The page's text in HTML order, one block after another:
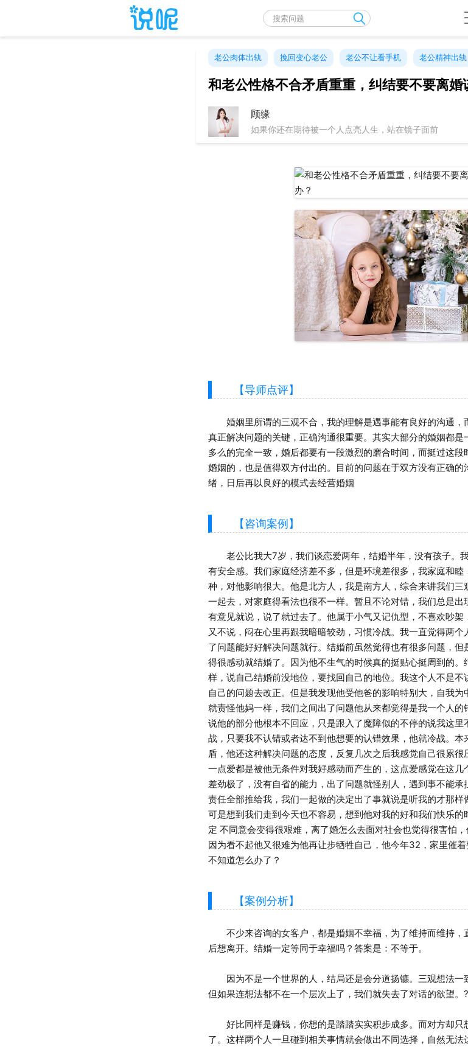
老公肉体出轨 挽回变心老公 老公不让看手机 老公精神出轨
和老公性格不合矛盾重重，纠结要不要离婚
顾缘
如果你还在期待被一个人点亮人生，站在镜子面前
【导师点评】
婚姻里所谓的三观不合，我的理解是遇事能有良好的沟通，
真正解决问题的关键，正确沟通很重要。其实大部分的婚姻都
多么的完全一致，婚后都要有一段激烈的磨合时间，而挺过这
婚姻的，也是值得双方付出的。目前的问题在于双方没有正确
绪，日后再以良好的模式去经营婚姻
【咨询案例】
老公比我大7岁，我们谈恋爱两年，结婚半年，没有孩子。
有安全感。我们家庭经济差不多，但是环境差很多，我家庭和
种，对他影响很大。他是北方人，我是南方人，综合来讲我们
一起去，对家庭得看法也很不一样。暂且不论对错，我们总是出
有意见就说，说了就过去了。他属于小气又记仇型，不喜欢吵
又不说，闷在心里再跟我暗暗较劲，习惯冷战。我一直觉得两
了问题能好好解决问题就行。结婚前虽然觉得也有很多问题，
得很感动就结婚了。因为他不生气的时候真的挺贴心挺周到的
样，说自己结婚前没地位，要找回自己的地位。我这个人不是
自己的问题去改正。但是我发现他受他爸的影响特别大，自我
就责怪他妈一样，我们之间出了问题他从来都觉得是我一个人
说他的部分他根本不回应，只是跟入了魔障似的不停的说我这
战，只要我不认错或者达不到他想要的认错效果，他就冷战。
盾，他还这种解决问题的态度，反复几次之后我感觉自己很累
一点爱都是被他无条件对我好感动而产生的，这点爱感觉在这
差劲极了，没有自省的能力，出了问题就怪别人，遇到事不能
责任全部推给我，我们一起做的决定出了事就说是听我的才那样
可是想到我们走到今天也不容易，想到他对我的好和我们快乐
定 不同意会变得很艰难，离了婚怎么去面对社会也觉得很害怕
因为看不起他又很难为他再让步牺牲自己，他今年32，家里催
不知道怎么办了？
【案例分析】
不少来咨询的女客户，都是婚姻不幸福，为了维持而维持，
后想离开。结婚一定等同于幸福吗？答案是：不等于。
因为不是一个世界的人，结局还是会分道扬镳。三观想法一
但如果连想法都不在一个层次上了，我们就失去了对话的欲望。?
好比同样是赚钱，你想的是踏踏实实积步成多。而对方却只
了。这样两个人一旦碰到相关事情就会做出不同选择，自然无法